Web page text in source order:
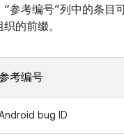
参考编号”列中的条目
的前缀。
考编号
bug ID